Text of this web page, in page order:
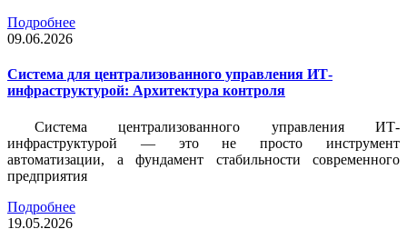
Подробнее
09.06.2026
Система для централизованного управления ИТ-
инфраструктурой: Архитектура контроля
Система централизованного управления ИТ-
инфраструктурой — это не просто инструмент
автоматизации, а фундамент стабильности современного
предприятия
Подробнее
19.05.2026